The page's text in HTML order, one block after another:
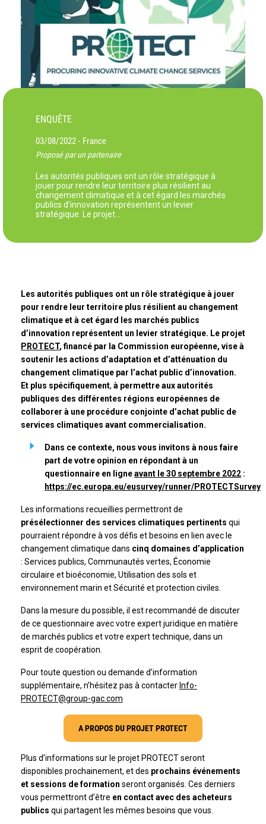
ENQUÊTE
03/08/2022 - France
Proposé par un partenaire
Les autorités publiques ont un rôle stratégique à
jouer pour rendre leur territoire plus résilient au
changement climatique et à cet égard les marchés
publics d’innovation représentent un levier
stratégique. Le projet…
Les autorités publiques ont un rôle stratégique à jouer
pour rendre leur territoire plus résilient au changement
climatique et à cet égard les marchés publics
d’innovation représentent un levier stratégique. Le projet
PROTECT, financé par la Commission européenne, vise à
soutenir les actions d’adaptation et d’atténuation du
changement climatique par l’achat public d’innovation.
Et plus spécifiquement, à permettre aux autorités
publiques des différentes régions européennes de
collaborer à une procédure conjointe d’achat public de
services climatiques avant commercialisation.
Dans ce contexte, nous vous invitons à nous faire
part de votre opinion en répondant à un
questionnaire en ligneavant le 30 septembre 2022:
https://ec.europa.eu/eusurvey/runner/PROTECTSurvey
Les informations recueillies permettront de
présélectionner des services climatiques pertinents qui
pourraient répondre à vos défis et besoins en lien avec le
changement climatique dans cinq domaines d’application
: Services publics, Communautés vertes, Économie
circulaire et bioéconomie, Utilisation des sols et
environnement marin et Sécurité et protection civiles.
Dans la mesure du possible, il est recommandé de discuter
de ce questionnaire avec votre expert juridique en matière
de marchés publics et votre expert technique, dans un
esprit de coopération.
Pour toute question ou demande d’information
supplémentaire, n’hésitez pas à contacter Info-
PROTECT@group-gac.com
A PROPOS DU PROJET PROTECT
Plus d’informations sur le projet PROTECT seront
disponibles prochainement, et des prochains événements
et sessions de formation seront organisés. Ces derniers
vous permettront d’être en contact avec des acheteurs
publics qui partagent les mêmes besoins que vous.